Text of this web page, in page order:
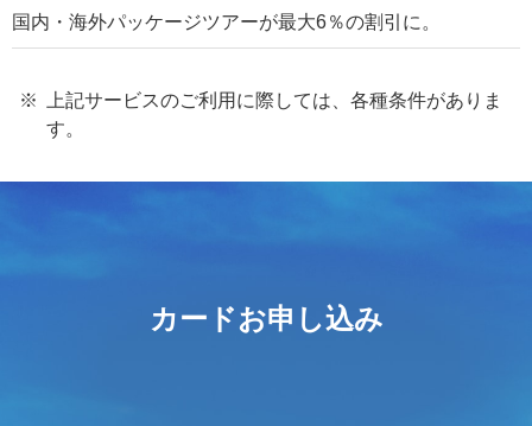
国内・海外パッケージツアーが最大6％の割引に。
上記サービスのご利用に際しては、各種条件がありま
す。
カードお申し込み